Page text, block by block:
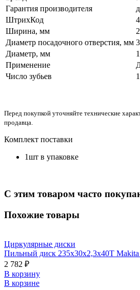
Гарантия производителя
ШтрихКод
Ширина, мм
Диаметр посадочного отверстия, мм
Диаметр, мм
Применение
Число зубьев
Перед покупкой уточняйте технические
продавца.
Комплект поставки
1шт в упаковке
С этим товаром часто
Похожие товары
Циркулярные диски
Пильный диск 235х30х2,3х40Т
2 782 ₽
В корзину
В корзине